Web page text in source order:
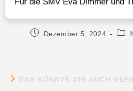
Dezember 5, 2024
DAS KÖNNTE DIR AUCH